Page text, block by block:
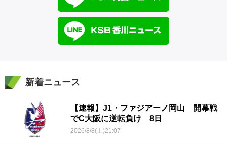
新着ニュース
【速報】J1・ファジアーノ岡山 開幕戦
でC大阪に逆転負け 8日
2026/8/8(土)21:07